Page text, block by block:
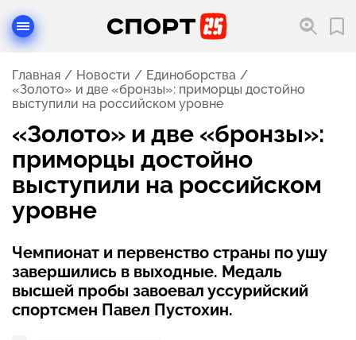
Главная Новости
Единоборства
«Золото» и две «бронзы»: приморцы достойно
выступили на российском уровне
«Золото» и две «бронзы»:
приморцы достойно
выступили на российском
уровне
Чемпионат и первенство страны по ушу
завершились в выходные. Медаль
высшей пробы завоевал уссурийский
спортсмен Павел Пустохин.